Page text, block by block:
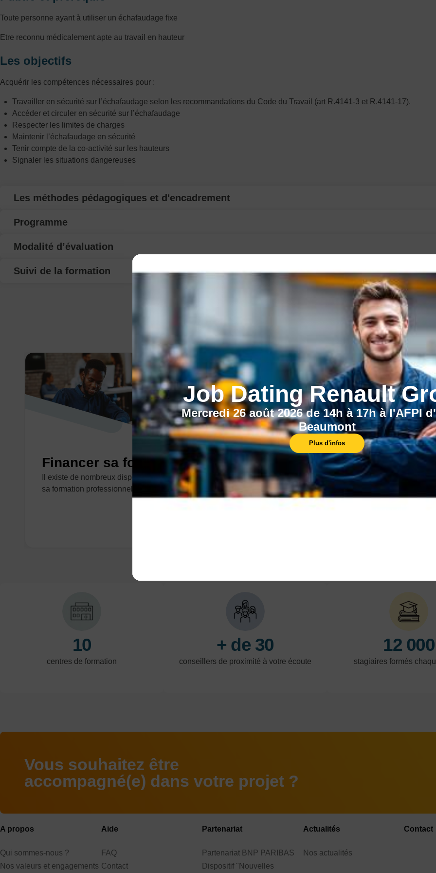
Job Dating Renault
Mercredi 26 août 2026 de 14h à 17h à l'AFPI
Beaumont
Plus d'infos
Toute personne ayant à utiliser un échafaudage fixe
Etre reconnu médicalement apte au travail en hauteur
Les objectifs
Acquérir les compétences nécessaires pour :
Travailler en sécurité sur l’échafaudage selon les recommandations du Code du Travail (art R.4141-3 et R.4141-17).
Accéder et circuler en sécurité sur l’échafaudage
Respecter les limites de charges
Maintenir l’échafaudage en sécurité
Tenir compte de la co-activité sur les hauteurs
Signaler les situations dangereuses
Les méthodes pédagogiques et d'encadrement
Programme
Modalité d’évaluation
Suivi de la formation
CECI POURRAIT VOUS INTÉRESSER :
Financer sa formation
Il existe de nombreux dispositifs pour financer
sa formation professionnelle.
Nos centres
L'AFPI est présent sur l'ensemble du Nord-
Pas-de-Calais, avec plus de 10 centres de
formation, pour vous former près de chez vous.
10
centres de formation
+ de 30
conseillers de proximité à votre écoute
12 000
stagiaires formés
Vous souhaitez être
accompagné(e) dans votre projet ?
A propos
Qui sommes-nous ?
Nos valeurs et engagements
Aide
FAQ
Contact
Partenariat
Partenariat BNP PARIBAS
Dispositif "Nouvelles
Actualités
Nos actualités
Contact